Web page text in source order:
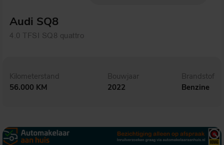
Audi SQ8
4.0 TFSI SQ8 quattro
Kilometerstand
56.000 KM
Bouwjaar
2022
Brandstof
Benzine